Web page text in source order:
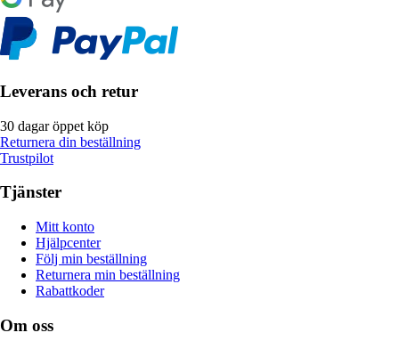
Leverans och retur
30 dagar öppet köp
Returnera din beställning
Trustpilot
Tjänster
Mitt konto
Hjälpcenter
Följ min beställning
Returnera min beställning
Rabattkoder
Om oss